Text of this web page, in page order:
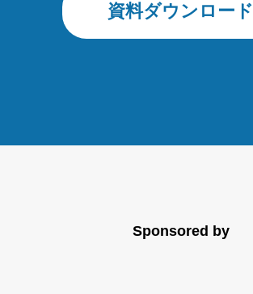
資料ダウンロード
Sponsored by